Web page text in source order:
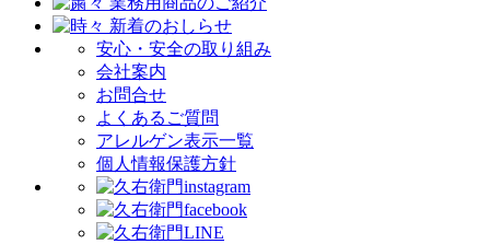
安心・安全の取り組み
会社案内
お問合せ
よくあるご質問
アレルゲン表示一覧
個人情報保護方針